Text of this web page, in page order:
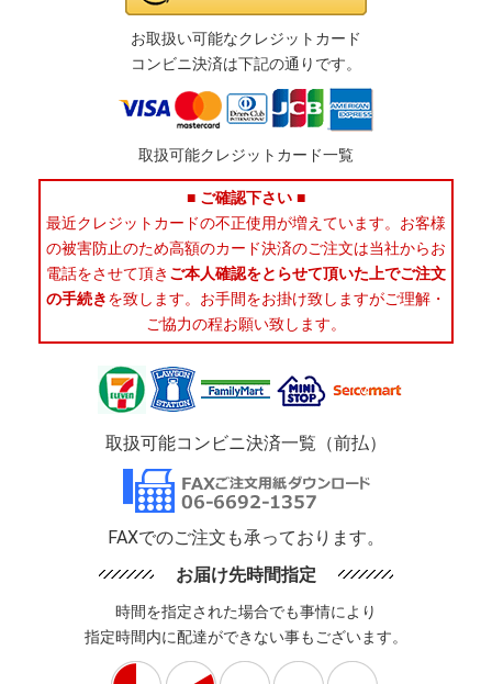
お取扱い可能なクレジットカード
コンビニ決済は下記の通りです。
取扱可能クレジットカード一覧
■ ご確認下さい ■
最近クレジットカードの不正使用が増えています。お客様
の被害防止のため高額のカード決済のご注文は当社からお
電話をさせて頂き ご本人確認をとらせて頂いた上でご注文
の手続きを致します。お手間をお掛け致しますがご理解・
ご協力の程お願い致します。
取扱可能コンビニ決済一覧（前払）
FAXでのご注文も承っております。
お届け先時間指定
時間を指定された場合でも事情により
指定時間内に配達ができない事もございます。